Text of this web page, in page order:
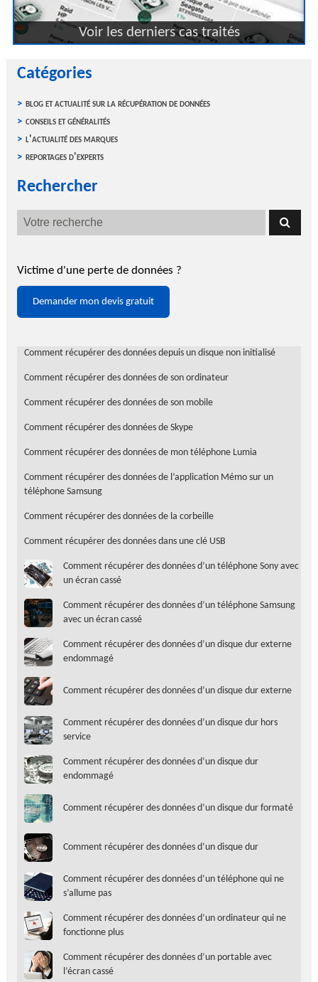
Voir les derniers cas traités
Catégories
blog et actualité sur la récupération de données
conseils et généralités
l'actualité des marques
reportages d'experts
Rechercher
Victime d'une perte de données ?
Demander mon devis gratuit
Comment récupérer des données depuis un disque non initialisé
Comment récupérer des données de son ordinateur
Comment récupérer des données de son mobile
Comment récupérer des données de Skype
Comment récupérer des données de mon téléphone Lumia
Comment récupérer des données de l’application Mémo sur un
téléphone Samsung
Comment récupérer des données de la corbeille
Comment récupérer des données dans une clé USB
Comment récupérer des données d’un téléphone Sony avec
un écran cassé
Comment récupérer des données d’un téléphone Samsung
avec un écran cassé
Comment récupérer des données d’un disque dur externe
endommagé
Comment récupérer des données d’un disque dur externe
Comment récupérer des données d’un disque dur hors
service
Comment récupérer des données d’un disque dur
endommagé
Comment récupérer des données d’un disque dur formaté
Comment récupérer des données d’un disque dur
Comment récupérer des données d’un téléphone qui ne
s’allume pas
Comment récupérer des données d’un ordinateur qui ne
fonctionne plus
Comment récupérer des données d’un portable avec
l’écran cassé